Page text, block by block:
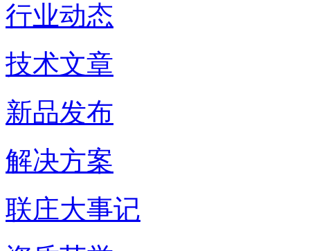
行业动态
技术文章
新品发布
解决方案
联庄大事记